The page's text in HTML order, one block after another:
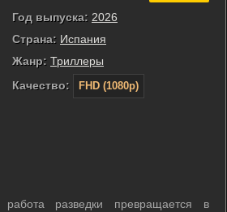
Год выпуска: 2026
Страна: Испания
Жанр: Триллеры
Качество:
FHD (1080p)
разведки превращается в